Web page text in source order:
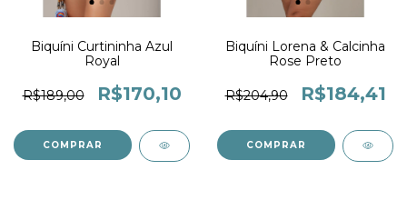
Biquíni Curtininha Azul
Royal
R$189,00 R$170,10
COMPRAR
Biquíni Lorena & Calcinha
Rose Preto
R$204,90 R$184,41
COMPRAR